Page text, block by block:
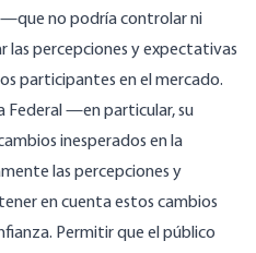
no podría controlar ni
las percepciones y expectativas
participantes en el mercado.
Federal —en particular, su
inesperados en la
las percepciones y
en cuenta estos cambios
Permitir que el público